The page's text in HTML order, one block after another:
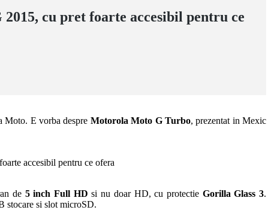
cu pret foarte accesibil pentru ce
Moto. E vorba despre Motorola Moto G Turbo, prezentat in Mexic
de5 inch Full HD si nu doar HD, cu protectie Gorilla Glass 3.
stocare si slot microSD.